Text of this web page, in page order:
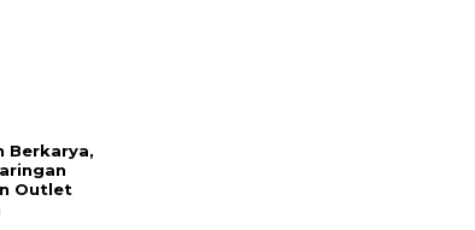
Berkarya,
Outlet